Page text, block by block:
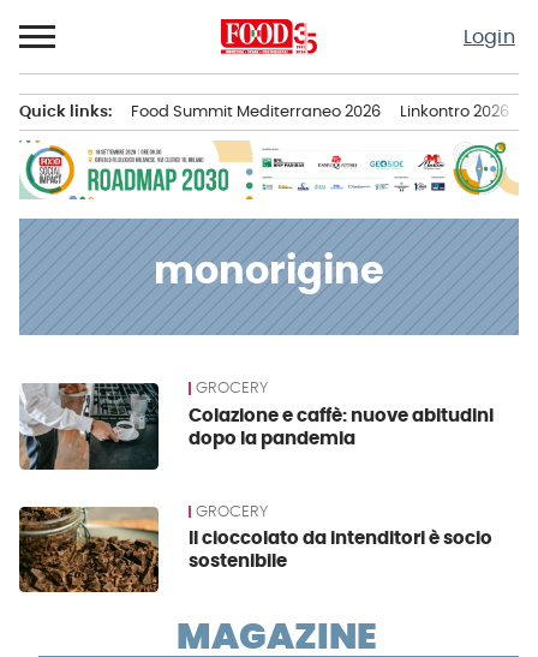
al
contenuto
Login
principale
Quick links: Food Summit Mediterraneo 2026 Linkontro 2026
monorigine
News GROCERY
Colazione e caffè: nuove abitudini
dopo la pandemia
GROCERY
Il cioccolato da intenditori è socio
sostenibile
MAGAZINE